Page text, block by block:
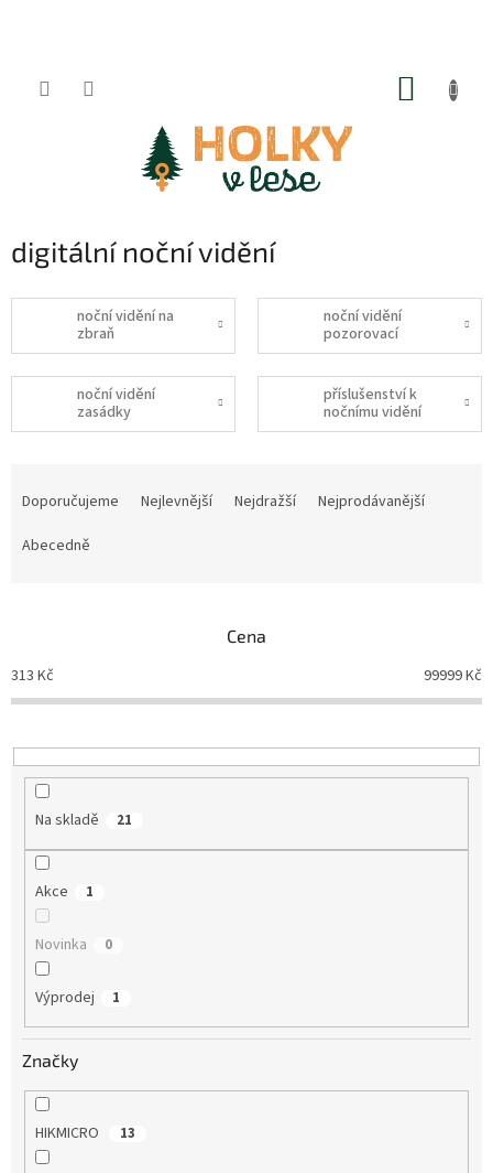
digitální noční vidění
noční vidění na
zbraň
noční vidění
pozorovací
noční vidění
zasádky
příslušenství k
nočnímu vidění
o
d
k
t
Doporučujeme Nejlevnější Nejdražší
Nejprodávanější
Abecedně
Cena
313 Kč 99999Kč
Na skladě 21
Akce 1
Novinka 0
Výprodej 1
Značky
HIKMICRO 13